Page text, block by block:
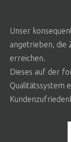
Unser
angetrieben, die
erreichen.
Dieses auf der
Qualitätssystem